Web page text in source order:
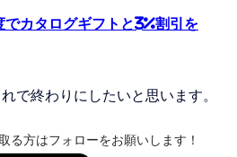
カタログギフトと3%割引を
で終わりにしたいと思います。
る方はフォローをお願いします！